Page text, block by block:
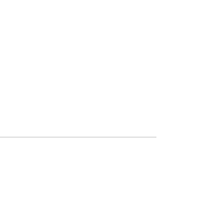
al personale
di lavoro non
agli uffici di